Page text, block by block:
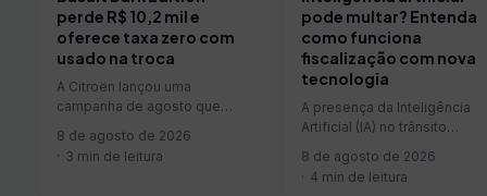
perde R$ 10,2 mil e
oferece taxa zero com
usado na troca
A Citroën lançou uma
campanha de agosto que
Edition, versão topo de…
8 de agosto de 2026
3 min de leitura
pode multar? Entenda
como funciona
fiscalização com nova
tecnologia
A presença da Inteligência
Artificial (IA) no trânsito
significativa em rodovias e
vias urbanas nos…
8 de agosto de 2026
4 min de leitura